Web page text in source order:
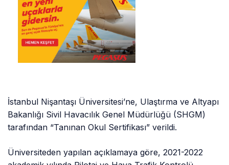
İstanbul Nişantaşı Üniversitesi’ne, Ulaştırma ve Altyapı
Bakanlığı Sivil Havacılık Genel Müdürlüğü (SHGM)
tarafından “Tanınan Okul Sertifikası” verildi.
Üniversiteden yapılan açıklamaya göre, 2021-2022